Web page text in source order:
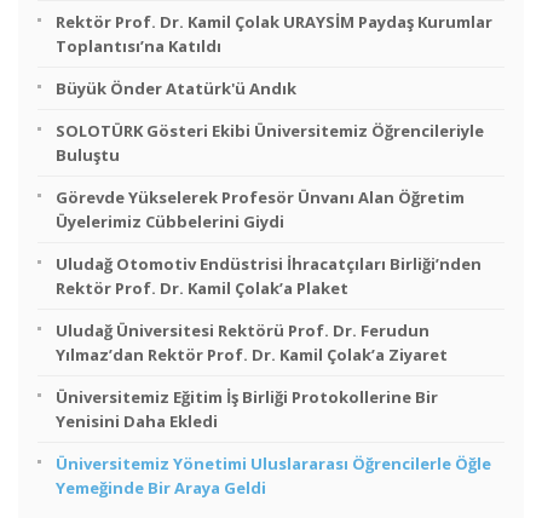
Rektör Prof. Dr. Kamil Çolak URAYSİM Paydaş Kurumlar
Toplantısı’na Katıldı
Büyük Önder Atatürk'ü Andık
SOLOTÜRK Gösteri Ekibi Üniversitemiz Öğrencileriyle
Buluştu
Görevde Yükselerek Profesör Ünvanı Alan Öğretim
Üyelerimiz Cübbelerini Giydi
Uludağ Otomotiv Endüstrisi İhracatçıları Birliği’nden
Rektör Prof. Dr. Kamil Çolak’a Plaket
Uludağ Üniversitesi Rektörü Prof. Dr. Ferudun
Yılmaz’dan Rektör Prof. Dr. Kamil Çolak’a Ziyaret
Üniversitemiz Eğitim İş Birliği Protokollerine Bir
Yenisini Daha Ekledi
Üniversitemiz Yönetimi Uluslararası Öğrencilerle Öğle
Yemeğinde Bir Araya Geldi